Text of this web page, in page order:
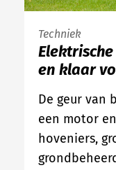
Techniek
en klaar
De geur van
een motor
hoveniers,